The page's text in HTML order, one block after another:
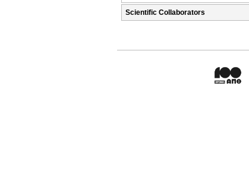
Scientific Collaborators